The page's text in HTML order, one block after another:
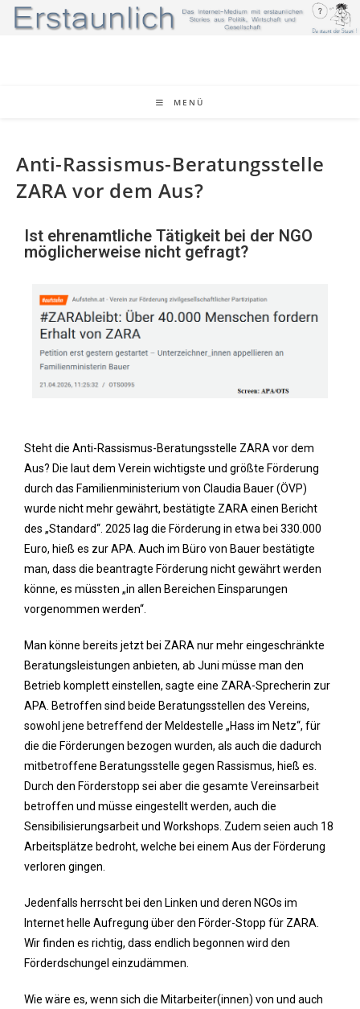
MENÜ
Anti-Rassismus-Beratungsstelle
ZARA vor dem Aus?
Ist ehrenamtliche Tätigkeit bei der NGO
möglicherweise nicht gefragt?
Steht die Anti-Rassismus-Beratungsstelle ZARA vor dem
Aus? Die laut dem Verein wichtigste und größte Förderung
durch das Familienministerium von Claudia Bauer (ÖVP)
wurde nicht mehr gewährt, bestätigte ZARA einen Bericht
des „Standard“. 2025 lag die Förderung in etwa bei 330.000
Euro, hieß es zur APA. Auch im Büro von Bauer bestätigte
man, dass die beantragte Förderung nicht gewährt werden
könne, es müssten „in allen Bereichen Einsparungen
vorgenommen werden“.
Man könne bereits jetzt bei ZARA nur mehr eingeschränkte
Beratungsleistungen anbieten, ab Juni müsse man den
Betrieb komplett einstellen, sagte eine ZARA-Sprecherin zur
APA. Betroffen sind beide Beratungsstellen des Vereins,
sowohl jene betreffend der Meldestelle „Hass im Netz“, für
die die Förderungen bezogen wurden, als auch die dadurch
mitbetroffene Beratungsstelle gegen Rassismus, hieß es.
Durch den Förderstopp sei aber die gesamte Vereinsarbeit
betroffen und müsse eingestellt werden, auch die
Sensibilisierungsarbeit und Workshops. Zudem seien auch 18
Arbeitsplätze bedroht, welche bei einem Aus der Förderung
verloren gingen.
Jedenfalls herrscht bei den Linken und deren NGOs im
Internet helle Aufregung über den Förder-Stopp für ZARA.
Wir finden es richtig, dass endlich begonnen wird den
Förderdschungel einzudämmen.
Wie wäre es, wenn sich die Mitarbeiter(innen) von und auch